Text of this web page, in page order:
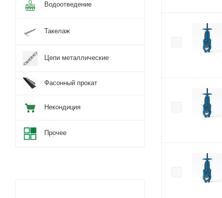
Водоотведение
Такелаж
Цепи металлические
Фасонный прокат
Некондиция
Прочее